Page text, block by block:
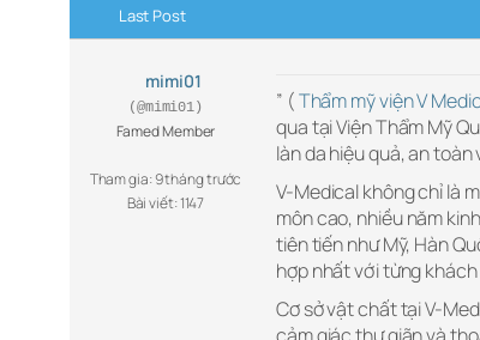
Last Post
mimi01
(@mimi01)
Famed Member
Tham gia: 9 tháng trước
Bài viết: 1147
” (Thẩm mỹ viện V
qua tại Viện Thẩm Mỹ
làn da hiệu quả, an
V-Medical không chỉ là
môn cao, nhiều năm
tiên tiến như Mỹ, Hàn
hợp nhất với từng
Cơ sở vật chất tại V-